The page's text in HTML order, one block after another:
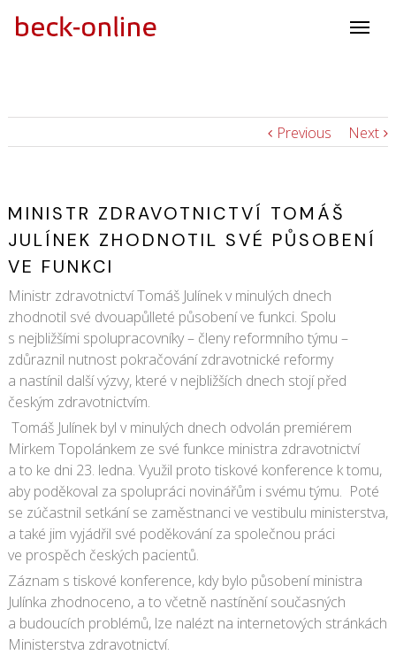
Previous Next
MINISTR ZDRAVOTNICTVÍ TOMÁŠ
JULÍNEK ZHODNOTIL SVÉ PŮSOBENÍ
VE FUNKCI
Ministr zdravotnictví Tomáš Julínek v minulých dnech
zhodnotil své dvouapůlleté působení ve funkci. Spolu
s nejbližšími spolupracovníky – členy reformního týmu –
zdůraznil nutnost pokračování zdravotnické reformy
a nastínil další výzvy, které v nejbližších dnech stojí před
českým zdravotnictvím.
Tomáš Julínek byl v minulých dnech odvolán premiérem
Mirkem Topolánkem ze své funkce ministra zdravotnictví
a to ke dni 23. ledna. Využil proto tiskové konference k tomu,
aby poděkoval za spolupráci novinářům i svému týmu. Poté
se zúčastnil setkání se zaměstnanci ve vestibulu ministerstva,
a také jim vyjádřil své poděkování za společnou práci
ve prospěch českých pacientů.
Záznam s tiskové konference, kdy bylo působení ministra
Julínka zhodnoceno, a to včetně nastínění současných
a budoucích problémů, lze nalézt na internetových stránkách
Ministerstva zdravotnictví.